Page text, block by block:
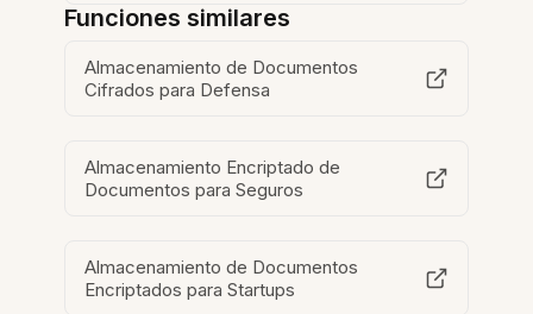
Funciones similares
Almacenamiento de Documentos
Cifrados para Defensa
Almacenamiento Encriptado de
Documentos para Seguros
Almacenamiento de Documentos
Encriptados para Startups